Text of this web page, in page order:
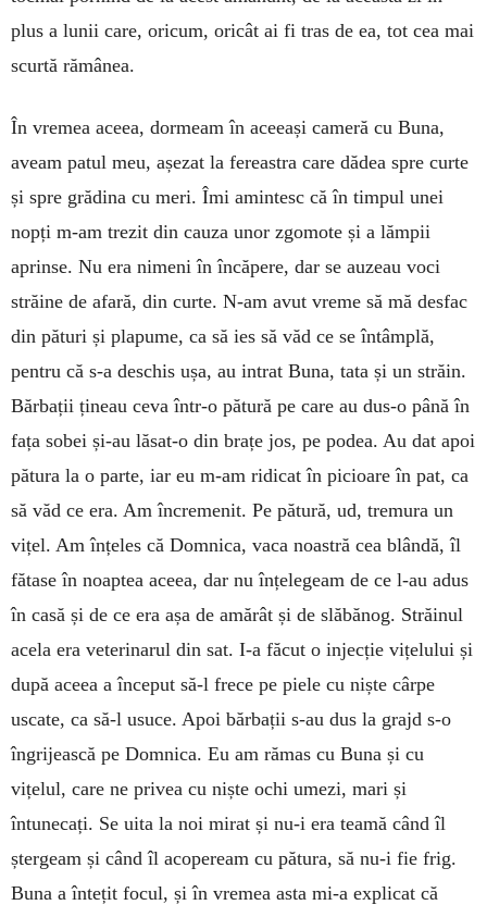
plus a lunii care, oricum, oricât ai fi tras de ea, tot cea mai
scurtă rămânea.
În vremea aceea, dormeam în aceeași cameră cu Buna,
aveam patul meu, așezat la fereastra care dădea spre curte
și spre grădina cu meri. Îmi amintesc că în timpul unei
nopți m-am trezit din cauza unor zgomote și a lămpii
aprinse. Nu era nimeni în încăpere, dar se auzeau voci
străine de afară, din curte. N-am avut vreme să mă desfac
din pături și plapume, ca să ies să văd ce se întâmplă,
pentru că s-a deschis ușa, au intrat Buna, tata și un străin.
Bărbații țineau ceva într-o pătură pe care au dus-o până în
fața sobei și-au lăsat-o din brațe jos, pe podea. Au dat apoi
pătura la o parte, iar eu m-am ridicat în pi­cioare în pat, ca
să văd ce era. Am încre­menit. Pe pătură, ud, tremura un
vițel. Am înțeles că Domnica, vaca noastră cea blândă, îl
fătase în noaptea aceea, dar nu înțelegeam de ce l-au adus
în casă și de ce era așa de amărât și de slăbănog. Străi­nul
acela era veterinarul din sat. I-a făcut o injecție vițelului și
după aceea a început să-l frece pe piele cu niște cârpe
uscate, ca să-l usuce. Apoi bărbații s-au dus la grajd s-o
îngrijească pe Domnica. Eu am rămas cu Buna și cu
vițelul, care ne privea cu niște ochi umezi, mari și
întunecați. Se uita la noi mirat și nu-i era teamă când îl
ștergeam și când îl acopeream cu pătura, să nu-i fie frig.
Buna a întețit focul, și în vremea asta mi-a explicat că